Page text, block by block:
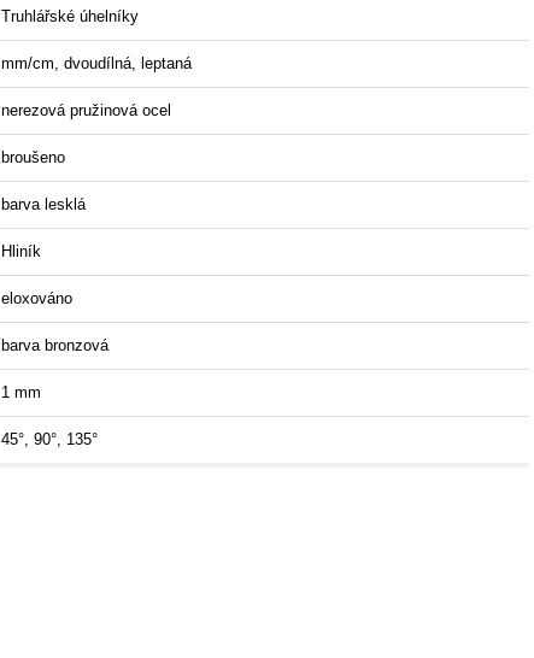
Truhlářské úhelníky
mm/cm, dvoudílná, leptaná
nerezová pružinová ocel
broušeno
barva lesklá
Hliník
eloxováno
barva bronzová
1 mm
45°, 90°, 135°